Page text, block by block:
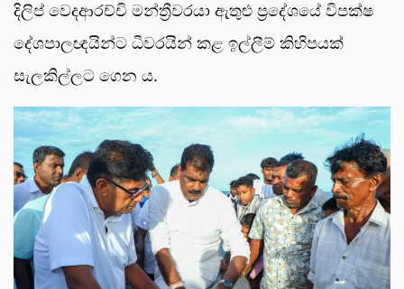
දිලිප් වෙදආරච්චි මන්ත්‍රීවරයා ඇතුළු ප්‍රදේශයේ විපක්ෂ
දේශපාලඥයින්ට ධීවරයින් කළ ඉල්ලීම් කිහිපයක්
සැලකිල්ලට ගෙන ය.